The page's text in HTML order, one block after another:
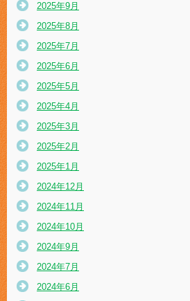
2025年9月
2025年8月
2025年7月
2025年6月
2025年5月
2025年4月
2025年3月
2025年2月
2025年1月
2024年12月
2024年11月
2024年10月
2024年9月
2024年7月
2024年6月